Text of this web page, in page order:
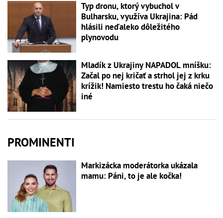
Typ dronu, ktorý vybuchol v
Bulharsku, využíva Ukrajina: Pád
hlásili neďaleko dôležitého
plynovodu
Mladík z Ukrajiny NAPADOL mníšku:
Začal po nej kričať a strhol jej z krku
krížik! Namiesto trestu ho čaká niečo
iné
PROMINENTI
Markizácka moderátorka ukázala
mamu: Páni, to je ale kočka!